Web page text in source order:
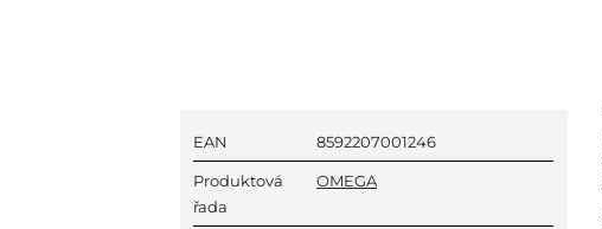
EAN 8592207001246
Produktová
řada
OMEGA